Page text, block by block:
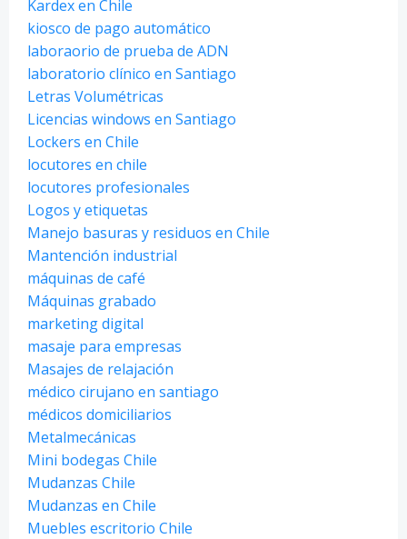
Kardex en Chile
kiosco de pago automático
laboraorio de prueba de ADN
laboratorio clínico en Santiago
Letras Volumétricas
Licencias windows en Santiago
Lockers en Chile
locutores en chile
locutores profesionales
Logos y etiquetas
Manejo basuras y residuos en Chile
Mantención industrial
máquinas de café
Máquinas grabado
marketing digital
masaje para empresas
Masajes de relajación
médico cirujano en santiago
médicos domiciliarios
Metalmecánicas
Mini bodegas Chile
Mudanzas Chile
Mudanzas en Chile
Muebles escritorio Chile